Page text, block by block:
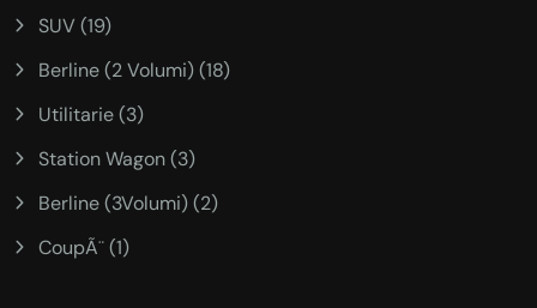
SUV (19)
Berline (2 Volumi) (18)
Utilitarie (3)
Station Wagon (3)
Berline (3Volumi) (2)
CoupÃ¨ (1)